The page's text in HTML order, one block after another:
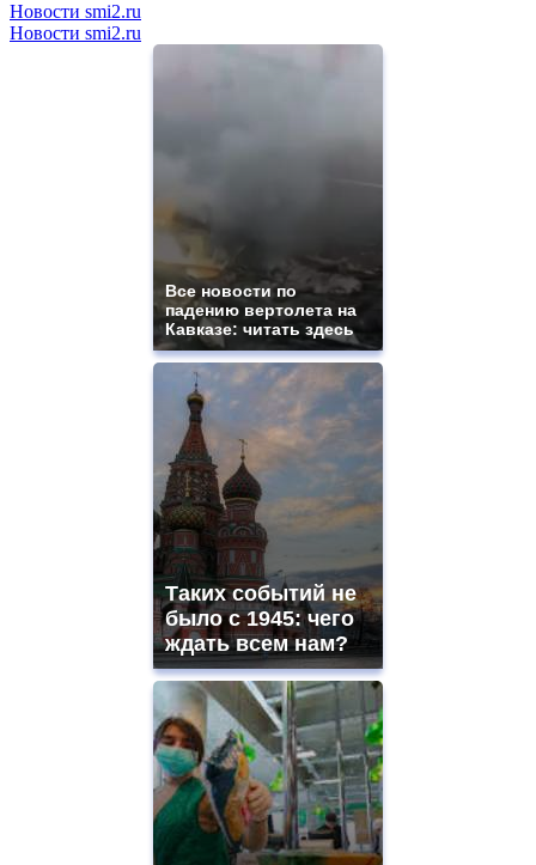
Новости smi2.ru
Новости smi2.ru
Все новости по
падению вертолета на
Кавказе: читать здесь
Таких событий не
было с 1945: чего
ждать всем нам?